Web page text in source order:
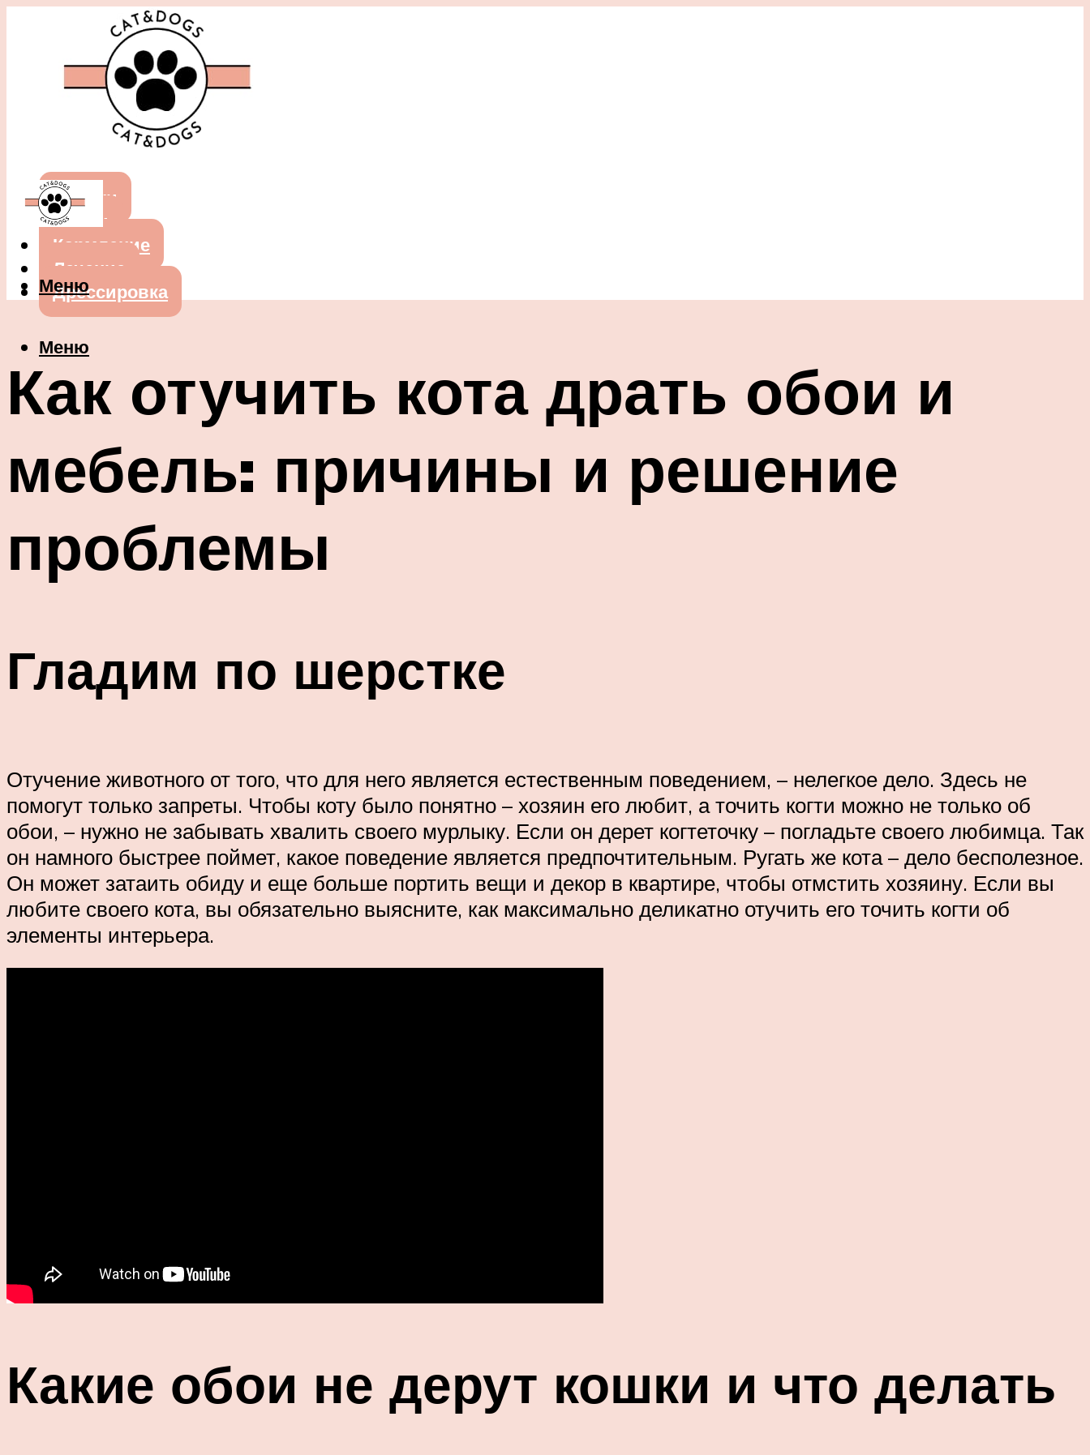
Собаки
Кошки
Кормление
Лечение
Дрессировка
Меню
Меню
Как отучить кота драть обои и
мебель: причины и решение
проблемы
Гладим по шерстке
Отучение животного от того, что для него является естественным поведением, – нелегкое дело. Здесь не
помогут только запреты. Чтобы коту было понятно – хозяин его любит, а точить когти можно не только об
обои, – нужно не забывать хвалить своего мурлыку. Если он дерет когтеточку – погладьте своего любимца. Так
он намного быстрее поймет, какое поведение является предпочтительным. Ругать же кота – дело бесполезное.
Он может затаить обиду и еще больше портить вещи и декор в квартире, чтобы отмстить хозяину. Если вы
любите своего кота, вы обязательно выясните, как максимально деликатно отучить его точить когти об
элементы интерьера.
Какие обои не дерут кошки и что делать